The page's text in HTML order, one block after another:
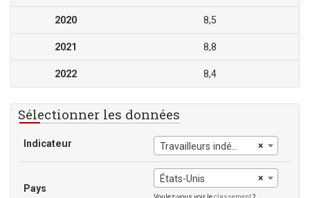
2020 8,5
2021 8,8
2022 8,4
Sélectionner les données
Indicateur ×
Travailleurs indépendants, hommes
Pays
×
États-Unis